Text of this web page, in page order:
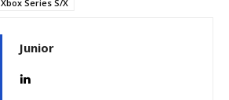
Xbox Series S/X
Junior